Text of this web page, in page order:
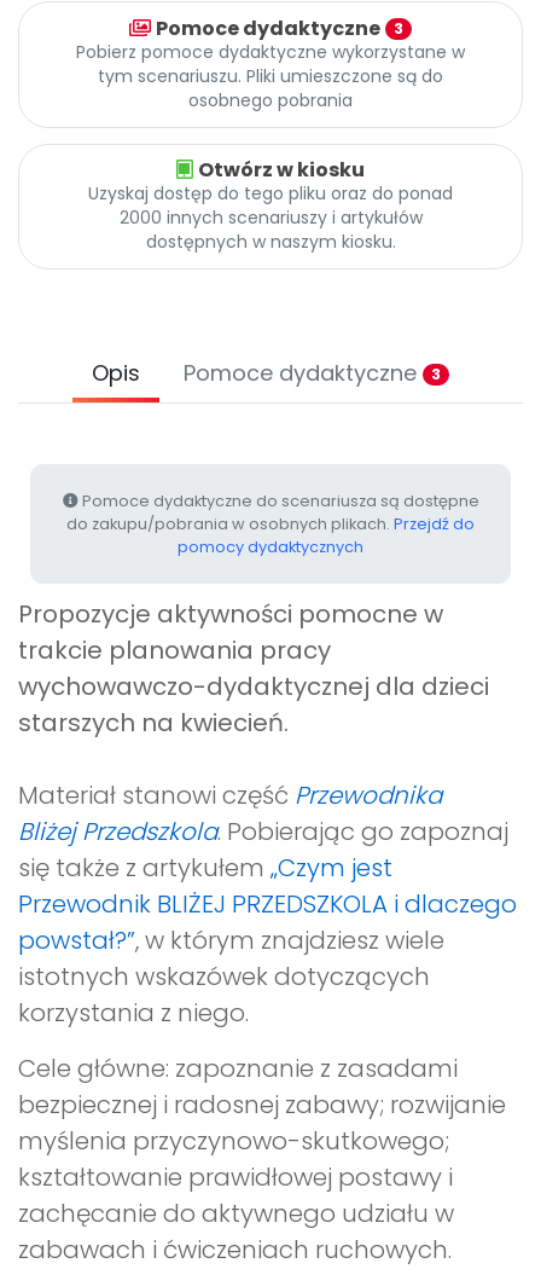
Pomoc
Pomoce dydaktyczne 3
Pobierz pomoce dydaktyczne wykorzystane w
tym scenariuszu. Pliki umieszczone są do
osobnego pobrania
Otwórz w kiosku
Uzyskaj dostęp do tego pliku oraz do ponad
2000 innych scenariuszy i artykułów
dostępnych w naszym kiosku.
Opis Pomoce dydaktyczne 3
Pomoce dydaktyczne do scenariusza są dostępne
do zakupu/pobrania w osobnych plikach. Przejdź do
pomocy dydaktycznych
Propozycje aktywności pomocne w
trakcie planowania pracy
wychowawczo-dydaktycznej dla dzieci
starszych na kwiecień.
Materiał stanowi część Przewodnika
Bliżej Przedszkola. Pobierając go zapoznaj
się także z artykułem „Czym jest
Przewodnik BLIŻEJ PRZEDSZKOLA i dlaczego
powstał?”, w którym znajdziesz wiele
istotnych wskazówek dotyczących
korzystania z niego.
Cele główne: zapoznanie z zasadami
bezpiecznej i radosnej zabawy; rozwijanie
myślenia przyczynowo-skutkowego;
kształtowanie prawidłowej postawy i
zachęcanie do aktywnego udziału w
zabawach i ćwiczeniach ruchowych.